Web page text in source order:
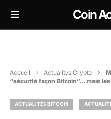
Coin
Accueil Actualités Crypto
“sécurité façon Bitcoin”… mais
ACTUALITÉS BITCOIN